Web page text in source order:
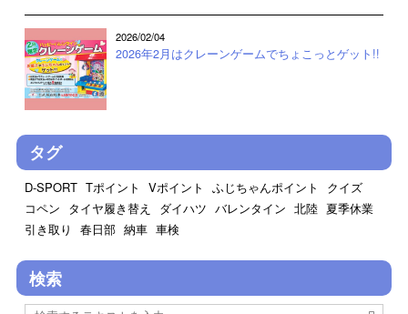
2026/02/04
2026年2月はクレーンゲームでちょこっとゲット!!
タグ
D-SPORT Tポイント Vポイント ふじちゃんポイント
クイズ
コペン タイヤ履き替え ダイハツ バレンタイン 北陸 夏季休業
引き取り
春日部 納車 車検
検索